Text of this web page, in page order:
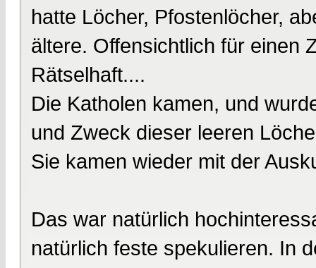
hatte Löcher, Pfostenlöcher,
ältere. Offensichtlich für einen
Rätselhaft....
Die Katholen kamen, und
und Zweck dieser leeren
Sie kamen wieder mit der
Das war natürlich
natürlich feste spekulieren. In